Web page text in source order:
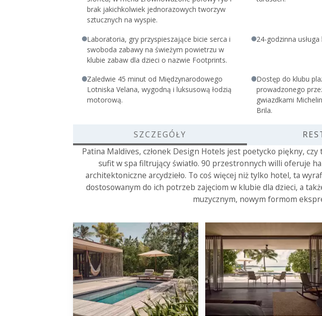
brak jakichkolwiek jednorazowych tworzyw
sztucznych na wyspie.
Laboratoria, gry przyspieszające bicie serca i
swoboda zabawy na świeżym powietrzu w
klubie zabaw dla dzieci o nazwie Footprints.
24-godzinna
Zaledwie 45 minut od Międzynarodowego
Lotniska Velana, wygodną i luksusową łodzią
motorową.
Dostęp do klubu
prowadzonego
gwiazdkami
Brila.
SZCZEGÓŁY
Patina Maldives, członek Design Hotels jest poetycko piękny,
sufit w spa filtrujący światło. 90 przestronnych willi oferuje
architektoniczne arcydzieło. To coś więcej niż tylko hotel, ta
dostosowanym do ich potrzeb zajęciom w klubie dla dzieci, a
muzycznym, nowym formom